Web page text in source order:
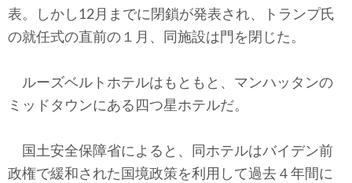
表。しかし12月までに閉鎖が発表され、トランプ氏
の就任式の直前の１月、同施設は門を閉じた。
ルーズベルトホテルはもともと、マンハッタンの
ミッドタウンにある四つ星ホテルだ。
国土安全保障省によると、同ホテルはバイデン前
政権で緩和された国境政策を利用して過去４年間に